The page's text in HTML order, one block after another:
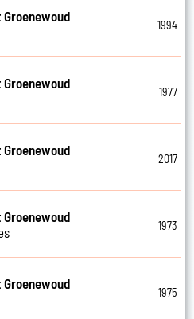
Groenewoud
1994
Groenewoud
1977
Groenewoud
2017
Groenewoud
1973
Groenewoud
1975